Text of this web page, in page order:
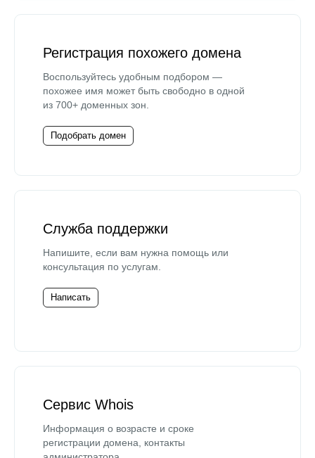
Регистрация похожего домена
Воспользуйтесь удобным подбором —
похожее имя может быть свободно в одной
из 700+ доменных зон.
Подобрать домен
Служба поддержки
Напишите, если вам нужна помощь или
консультация по услугам.
Написать
Сервис Whois
Информация о возрасте и сроке
регистрации домена, контакты